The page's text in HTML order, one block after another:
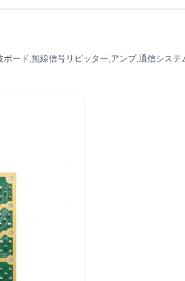
ード,無線信号リピッター,アンプ,通信システ